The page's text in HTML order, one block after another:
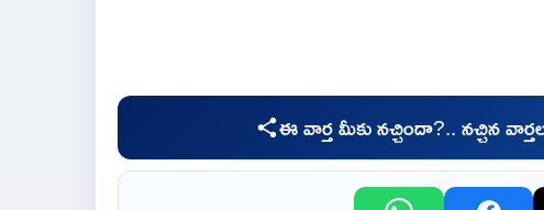
ఈ వార్త మీకు నచ్చిందా?.. నచ్చిన